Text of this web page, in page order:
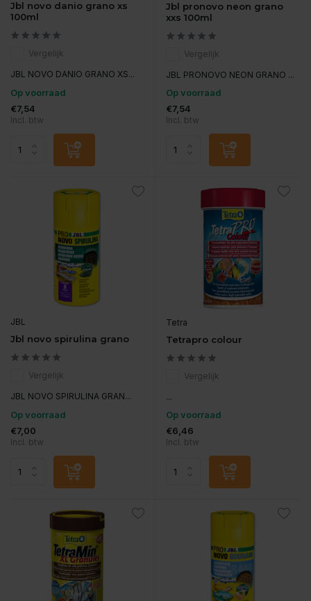
Jbl novo danio grano xs
100ml
Vergelijk
JBL NOVO DANIO GRANO XS...
Op voorraad
€7,54
Incl. btw
Jbl pronovo neon grano
xxs 100ml
Vergelijk
JBL PRONOVO NEON GRANO ...
Op voorraad
€7,54
Incl. btw
JBL
Jbl novo spirulina grano
Vergelijk
JBL NOVO SPIRULINA GRAN...
Op voorraad
€7,00
Incl. btw
Tetra
Tetrapro colour
Vergelijk
...
Op voorraad
€6,46
Incl. btw